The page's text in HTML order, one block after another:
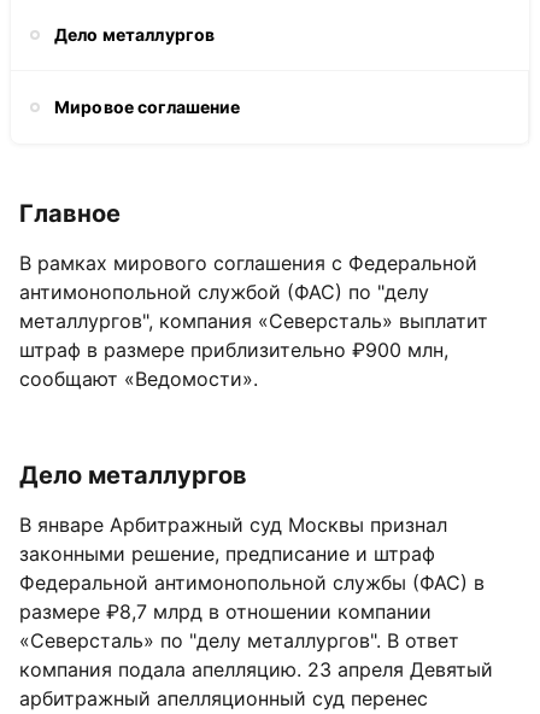
Дело металлургов
Мировое соглашение
Главное
В рамках мирового соглашения с Федеральной
антимонопольной службой (ФАС) по "делу
металлургов", компания «Северсталь» выплатит
штраф в размере приблизительно ₽900 млн,
сообщают «Ведомости».
Дело металлургов
В январе Арбитражный суд Москвы признал
законными решение, предписание и штраф
Федеральной антимонопольной службы (ФАС) в
размере ₽8,7 млрд в отношении компании
«Северсталь» по "делу металлургов". В ответ
компания подала апелляцию. 23 апреля Девятый
арбитражный апелляционный суд перенес